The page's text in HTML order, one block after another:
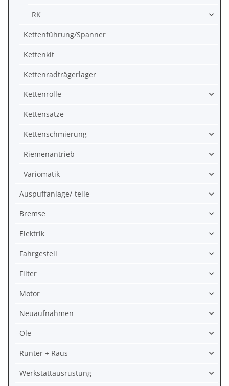
RK
Kettenführung/Spanner
Kettenkit
Kettenradträgerlager
Kettenrolle
Kettensätze
Kettenschmierung
Riemenantrieb
Variomatik
Auspuffanlage/-teile
Bremse
Elektrik
Fahrgestell
Filter
Motor
Neuaufnahmen
Öle
Runter + Raus
Werkstattausrüstung